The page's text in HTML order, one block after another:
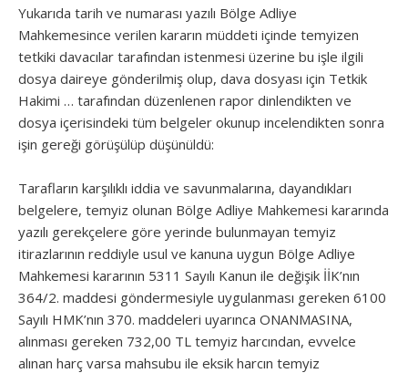
Yukarıda tarih ve numarası yazılı Bölge Adliye
Mahkemesince verilen kararın müddeti içinde temyizen
tetkiki davacılar tarafından istenmesi üzerine bu işle ilgili
dosya daireye gönderilmiş olup, dava dosyası için Tetkik
Hakimi … tarafından düzenlenen rapor dinlendikten ve
dosya içerisindeki tüm belgeler okunup incelendikten sonra
işin gereği görüşülüp düşünüldü:
Tarafların karşılıklı iddia ve savunmalarına, dayandıkları
belgelere, temyiz olunan Bölge Adliye Mahkemesi kararında
yazılı gerekçelere göre yerinde bulunmayan temyiz
itirazlarının reddiyle usul ve kanuna uygun Bölge Adliye
Mahkemesi kararının 5311 Sayılı Kanun ile değişik İİK’nın
364/2. maddesi göndermesiyle uygulanması gereken 6100
Sayılı HMK’nın 370. maddeleri uyarınca ONANMASINA,
alınması gereken 732,00 TL temyiz harcından, evvelce
alınan harç varsa mahsubu ile eksik harcın temyiz